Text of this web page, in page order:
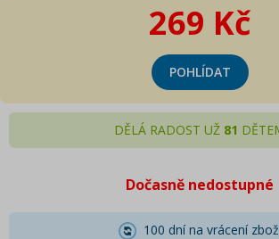
269 Kč
POHLÍDAT
DĚLÁ RADOST UŽ 81
Dočasně nedostupné
100 dní na vrácení